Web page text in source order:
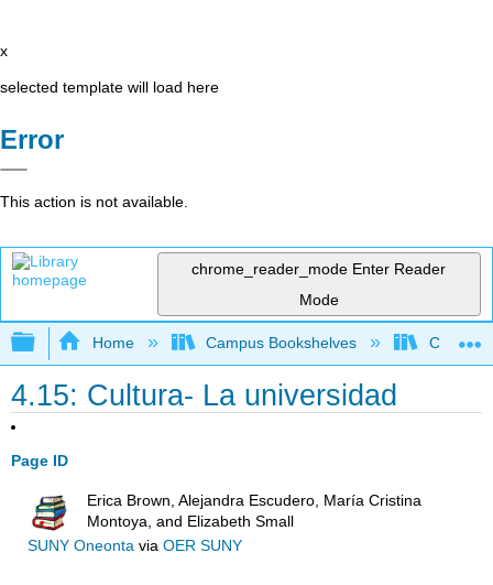
x
selected template will load here
Error
This action is not available.
chrome_reader_mode Enter Reader
Mode
Expand/collapse global hierarchy
Home Campus Bookshelves Chabot
4.15: Cultura- La universidad
Page ID
Erica Brown, Alejandra Escudero, María Cristina
Montoya, and Elizabeth Small
SUNY Oneontavia OER SUNY